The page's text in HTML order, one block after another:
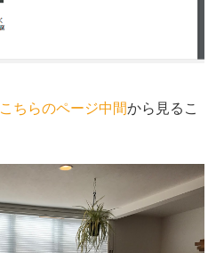
こちらのページ中間から見るこ